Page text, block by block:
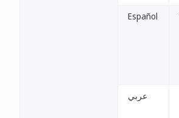
Español
عربي